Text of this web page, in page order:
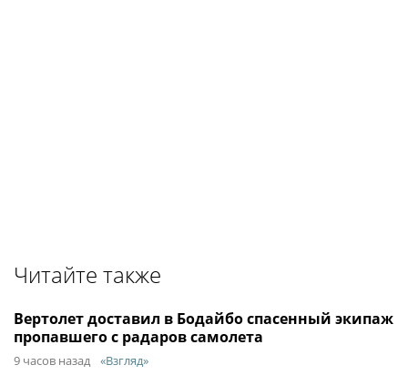
Читайте также
Вертолет доставил в Бодайбо спасенный экипаж
пропавшего с радаров самолета
9 часов назад «Взгляд»